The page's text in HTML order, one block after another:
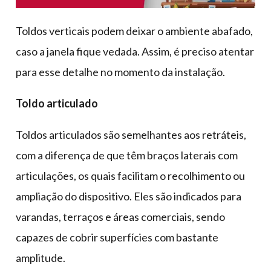
Toldos verticais podem deixar o ambiente abafado,
caso a janela fique vedada. Assim, é preciso atentar
para esse detalhe no momento da instalação.
Toldo articulado
Toldos articulados são semelhantes aos retráteis,
com a diferença de que têm braços laterais com
articulações, os quais facilitam o recolhimento ou
ampliação do dispositivo. Eles são indicados para
varandas, terraços e áreas comerciais, sendo
capazes de cobrir superfícies com bastante
amplitude.